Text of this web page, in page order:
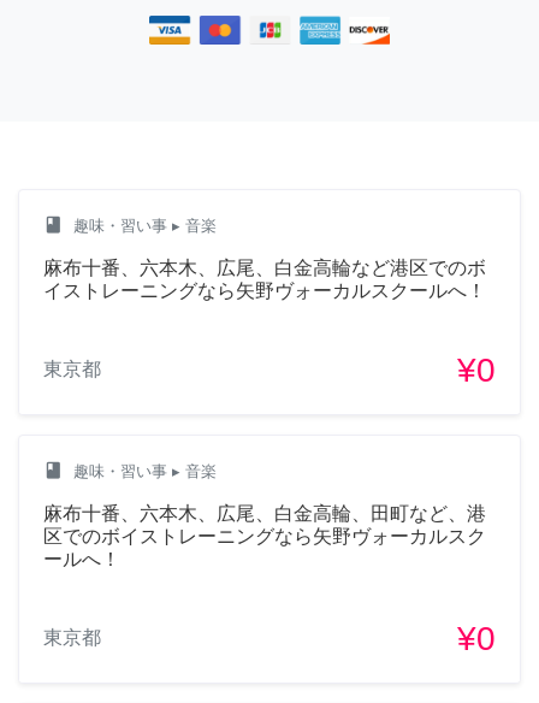
class 趣味・習い事 ▸ 音楽
麻布十番、六本木、広尾、白金高輪など港区でのボ
イストレーニングなら矢野ヴォーカルスクールへ！
東京都 ¥0
class 趣味・習い事 ▸ 音楽
麻布十番、六本木、広尾、白金高輪、田町など、港
区でのボイストレーニングなら矢野ヴォーカルスク
ールへ！
東京都 ¥0